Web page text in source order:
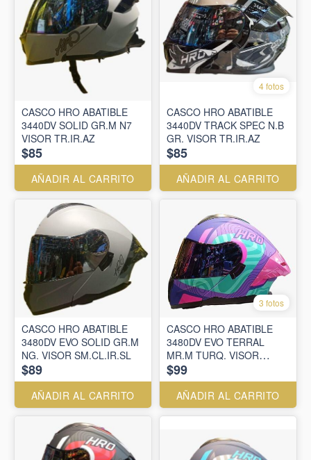
CASCO HRO ABATIBLE
3440DV SOLID GR.M N7
VISOR TR.IR.AZ
$85
AÑADIR AL CARRITO
4 fotos
CASCO HRO ABATIBLE
3440DV TRACK SPEC N.B
GR. VISOR TR.IR.AZ
$85
AÑADIR AL CARRITO
CASCO HRO ABATIBLE
3480DV EVO SOLID GR.M
NG. VISOR SM.CL.IR.SL
$89
AÑADIR AL CARRITO
3 fotos
CASCO HRO ABATIBLE
3480DV EVO TERRAL
MR.M TURQ. VISOR
SM.CL.IR.MR
$99
AÑADIR AL CARRITO